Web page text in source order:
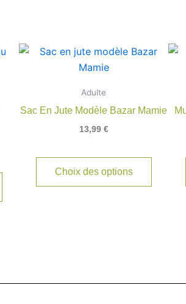
Adulte
Sac En Jute Modèle Bazar Mamie
13,99 €
Choix des options